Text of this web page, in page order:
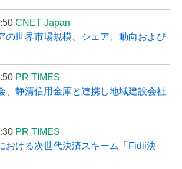
CNET Japan
の世界市場規模、シェア、動向および
PR TIMES
、静清信用金庫と連携し地域建設会社
PR TIMES
おける次世代決済スキーム「Fidii決